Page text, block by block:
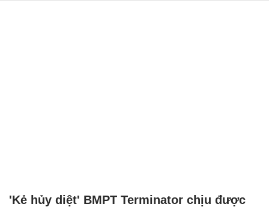
'Kẻ hủy diệt' BMPT Terminator chịu được